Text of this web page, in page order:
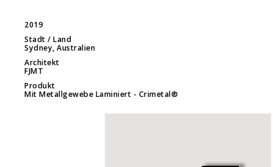
2019
Stadt / Land
Sydney, Australien
Architekt
FJMT
Produkt
Mit Metallgewebe Laminiert - Crimetal®